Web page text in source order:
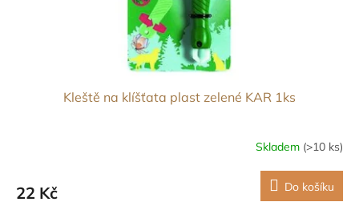
Kleště na klíšťata plast zelené KAR 1ks
Skladem (>10 ks)
22 Kč Do košíku